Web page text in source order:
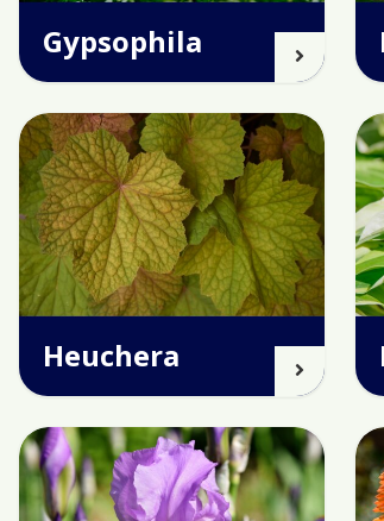
Gypsophila
Heuchera